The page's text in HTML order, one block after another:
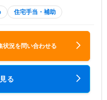
住宅手当・補助
状況を問い合わせる
る